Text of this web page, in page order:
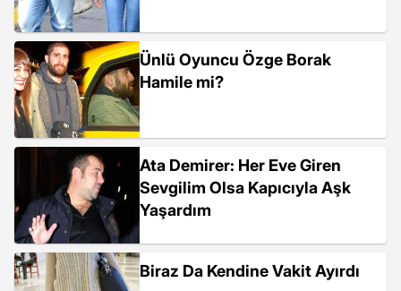
Ünlü Oyuncu Özge Borak
Hamile mi?
Ata Demirer: Her Eve Giren
Sevgilim Olsa Kapıcıyla Aşk
Yaşardım
Biraz Da Kendine Vakit Ayırdı